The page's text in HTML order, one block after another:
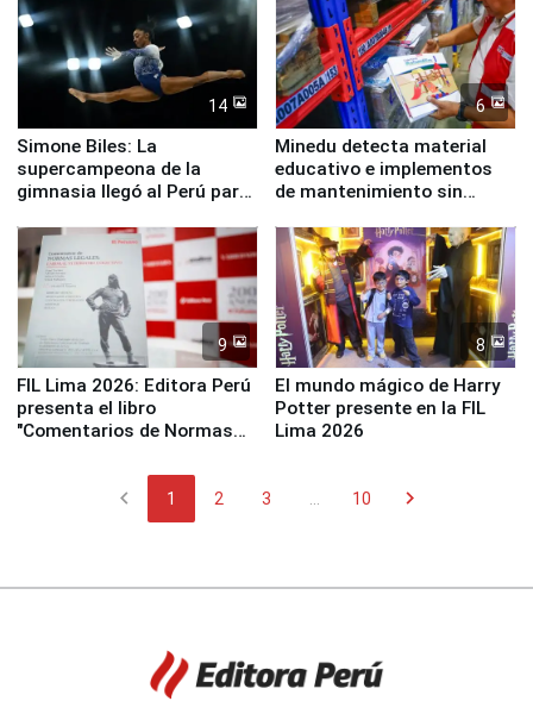
14
Simone Biles: La
supercampeona de la
gimnasia llegó al Perú para
Panamericanos Lima 2027
6
Minedu detecta material
educativo e implementos
de mantenimiento sin
la UGEL 2
9
FIL Lima 2026: Editora Perú
presenta el libro
"Comentarios de Normas
Derecho Colectivo"
8
El mundo mágico de Harry
Potter presente en la FIL
Lima 2026
chevron_left 1 2 3 10 chevron_right